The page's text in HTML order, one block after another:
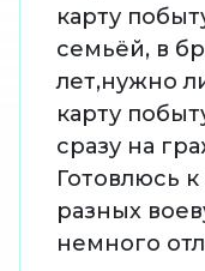
карту
семьёй, в
лет,нужно
карту
сразу на
Готовлюсь
разных
немного